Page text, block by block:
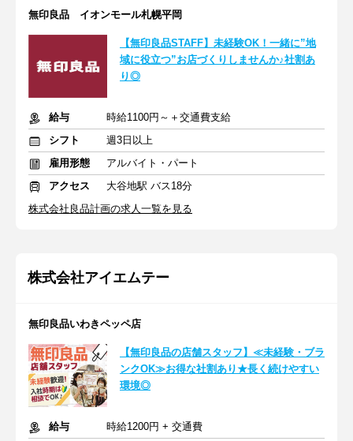
無印良品 イオンモール札幌平岡
【無印良品STAFF】未経験OK！一緒に”地
域に役立つ”お店づくりしませんか♪社割あ
り◎
給与
時給1100円～＋交通費支給
シフト
週3日以上
雇用形態
アルバイト・パート
アクセス
大谷地駅 バス18分
株式会社良品計画の求人一覧を見る
株式会社アイエムテー
無印良品いわきペッペ店
【無印良品の店舗スタッフ】≪未経験・ブラ
ンクOK≫お得な社割あり★長く続けやすい
環境◎
給与
時給1200円 + 交通費